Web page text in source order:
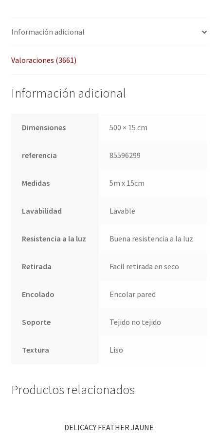
Quienes somos
puntu
es de
Información adicional
Valoraciones (3661)
Información adicional
Dimensiones 500 × 15 cm
referencia 85596299
Medidas 5m x 15cm
Lavabilidad Lavable
Resistencia a la luz Buena resistencia a la luz
Retirada Facil retirada en seco
Encolado Encolar pared
Soporte Tejido no tejido
Textura Liso
Productos relacionados
DELICACY FEATHER JAUNE